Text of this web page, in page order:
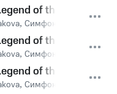
of the invisible
, Симфонический
of the invisible
, Симфонический
of the invisible
, Симфонический